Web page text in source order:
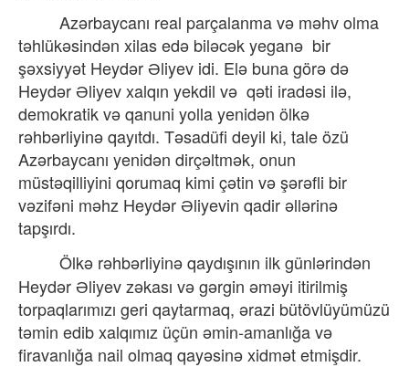
Azərbaycanı real parçalanma və məhv olma
təhlükəsindən xilas edə biləcək yeganə bir
şəxsiyyət Heydər Əliyev idi. Elə buna görə də
Heydər Əliyev xalqın yekdil və qəti iradəsi ilə,
demokratik və qanuni yolla yenidən ölkə
rəhbərliyinə qayıtdı. Təsadüfi deyil ki, tale özü
Azərbaycanı yenidən dirçəltmək, onun
müstəqilliyini qorumaq kimi çətin və şərəfli bir
vəzifəni məhz Heydər Əliyevin qadir əllərinə
tapşırdı.
Ölkə rəhbərliyinəqaydışının ilk günlərindən
Heydər Əliyev zəkası və gərgin əməyi itirilmiş
torpaqlarımızı geri qaytarmaq, ərazi bütövlüyümüzü
təmin edib xalqımız üçün əmin-amanlığa və
firavanlığa nail olmaq qayəsinə xidmət etmişdir.